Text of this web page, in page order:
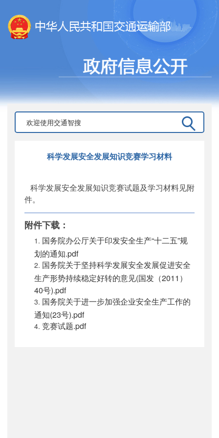
科学发展安全发展知识竞赛学习材料
科学发展安全发展知识竞赛试题及学习材料见附
件。
附件下载：
国务院办公厅关于印发安全生产“十二五”规
划的通知.pdf
国务院关于坚持科学发展安全发展促进安全
生产形势持续稳定好转的意见(国发（2011）
40号).pdf
国务院关于进一步加强企业安全生产工作的
通知(23号).pdf
竞赛试题.pdf